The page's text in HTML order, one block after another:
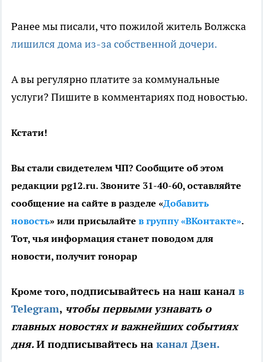
Ранее мы писали, что пожилой житель Волжска
лишился дома из-за собственной дочери.
А вы регулярно платите за коммунальные
услуги? Пишите в комментариях под новостью.
Кстати!
Вы стали свидетелем ЧП? Сообщите об этом
редакции pg12.ru. Звоните 31-40-60, оставляйте
сообщение на сайте в разделе «Добавить
новость» или присылайте в группу «ВКонтакте».
Тот, чья информация станет поводом для
новости, получит гонорар
Кроме того, подписывайтесь на наш канал в
Telegram, чтобы первыми узнавать о
главных новостях и важнейших событиях
дня.И подписывайтесь на канал Дзен.